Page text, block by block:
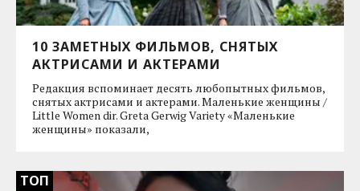
10 ЗАМЕТНЫХ ФИЛЬМОВ, СНЯТЫХ
АКТРИСАМИ И АКТЕРАМИ
Редакция вспоминает десять любопытных фильмов,
снятых актрисами и актерами. Маленькие женщины /
Little Women dir. Greta Gerwig Variety «Маленькие
женщины» показали,
ТОП